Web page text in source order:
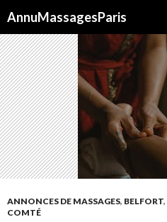
AnnuMassagesParis
AU
CONTENU
ANNONCES DE MASSAGES, BELFORT,
COMTÉ